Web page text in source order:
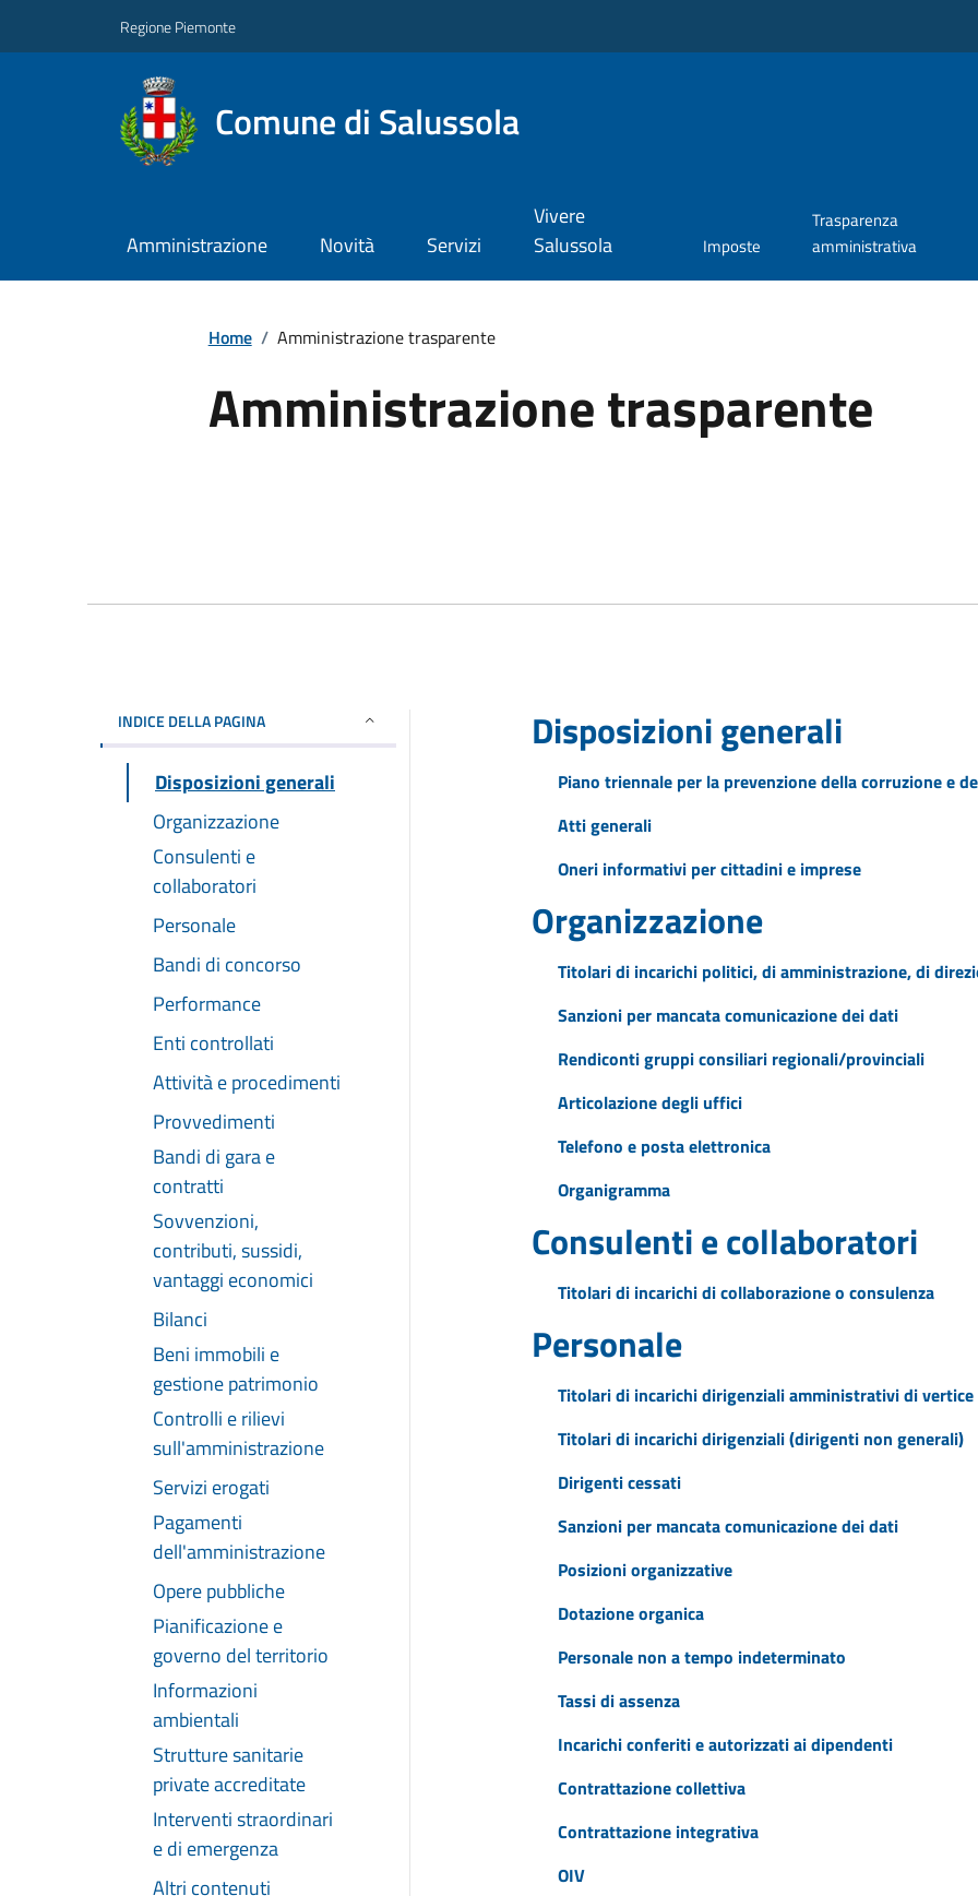
Regione Piemonte
Comune di Salussola
Amministrazione Novità Servizi
Vivere
Salussola
Imposte
Trasparenza
amministrativa
Home / Amministrazione trasparente
Amministrazione trasparente
INDICE DELLA PAGINA
Disposizioni generali
Organizzazione
Consulenti e
collaboratori
Personale
Bandi di concorso
Performance
Enti controllati
Attività e procedimenti
Provvedimenti
Bandi di gara e
contratti
Sovvenzioni,
contributi, sussidi,
vantaggi economici
Bilanci
Beni immobili e
gestione patrimonio
Controlli e rilievi
sull'amministrazione
Servizi erogati
Pagamenti
dell'amministrazione
Opere pubbliche
Pianificazione e
governo del territorio
Informazioni
ambientali
Strutture sanitarie
private accreditate
Interventi straordinari
e di emergenza
Altri contenuti
Disposizioni generali
Piano triennale per la prevenzione della corruzione e
Atti generali
Oneri informativi per cittadini e imprese
Organizzazione
Titolari di incarichi politici, di amministrazione, di
Sanzioni per mancata comunicazione dei dati
Rendiconti gruppi consiliari regionali/provinciali
Articolazione degli uffici
Telefono e posta elettronica
Organigramma
Consulenti e collaboratori
Titolari di incarichi di collaborazione o consulenza
Personale
Titolari di incarichi dirigenziali amministrativi di vertice
Titolari di incarichi dirigenziali (dirigenti non generali)
Dirigenti cessati
Sanzioni per mancata comunicazione dei dati
Posizioni organizzative
Dotazione organica
Personale non a tempo indeterminato
Tassi di assenza
Incarichi conferiti e autorizzati ai dipendenti
Contrattazione collettiva
Contrattazione integrativa
OIV